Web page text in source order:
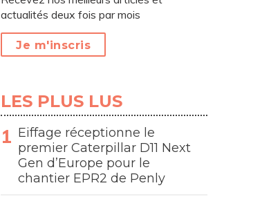
actualités deux fois par mois
Je m'inscris
LES PLUS LUS
Eiffage réceptionne le
premier Caterpillar D11 Next
Gen d’Europe pour le
chantier EPR2 de Penly